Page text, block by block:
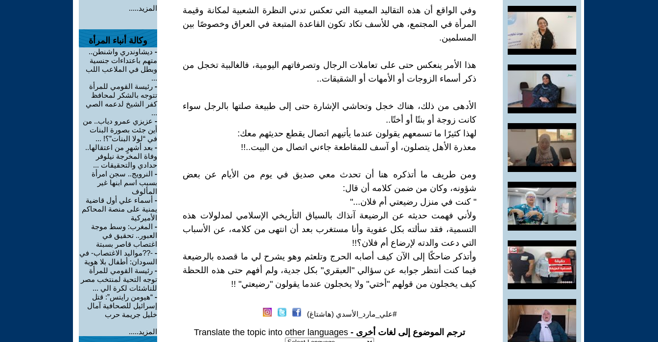
وفي الواقع أن هذه التقاليد المعيبة التي تعكس تدني النظرة الشعبية لمكانة وقيمة
المرأة في المجتمع، هي للأسف تكاد تكون القاعدة المتبعة في العراق وخصوصًا بين
المسلمين.
هذا الأمر ينعكس حتى على تعاملات الرجال وتصرفاتهم اليومية، فالغالبية تخجل من
ذكر أسماء الزوجات أو الأمهات أو الشقيقات..
الأدهى من ذلك، هناك خجل وتحاشي الإشارة حتى إلى طبيعة صلتها بالرجل سواء
كانت زوجة أو بنتًا أو أختًا..
لهذا كثيرًا ما تسمعهم يقولون عندما يأتيهم اتصال يقطع حديثهم معك:
معذرة الأهل يتصلون، أو آسف للمقاطعة جاءني اتصال من البيت..!!
ومن طريف ما أتذكره هنا أن تحدث معي صديق في يوم من الأيام عن بعض
شؤونه، وكان من ضمن كلامه أن قال:
" كنت في منزل رضيعتي أم فلان..."
ولأني فهمت حديثه عن الرضيعة آنذاك بالسياق التأريخي الإسلامي لمدلولات هذه
التسمية، فقد سألته بكل عفوية وأنا مستغرب بعد أن انتهى من كلامه، عن الأسباب
التي دعت والدته لإرضاع أم فلان؟!!
وأتذكر ضاحكًا إلى الآن كيف أصابه الحرج وتلعثم وهو يشرح لي ما قصده بالرضيعة
فيما كنت أنتظر جوابه عن سؤالي "العبقري" بكل جدية، ولم أفهم حتى هذه اللحظة
كيف يخجلون من قولهم "أختي" ولا يخجلون عندما يقولون "رضيعتي" !!
#علي_مارد_الأسدي (هاشتاغ)
ترجم الموضوع إلى لغات أخرى - Translate the topic into other languages
المزيد.....
وكالة أنباء المرأة
- ديشاوندري واشنطن..
متهم باعتداءات جنسية
وبطل في الملاعب اللب
...
- رئيسة القومي للمرأة
تتوجه بالشكر لمحافظ
كفر الشيخ لدعمه الصي
...
- عزيزي عمرو دياب.. من
أين جئت بصورة البنات
في “لولا البنات”؟! ...
- بعد أشهرٍ من اعتقالها..
وفاة المخرجة نيلوفر
حدادي والتحقيقات ...
- النرويج.. سجن امرأة
بسبب اسم ابنها غير
المألوف
- أسماء علي أول قاضية
يمنية على منصة المحاكم
الأميركية
- المغرب: وسط موجة
العبور.. تحقيق في
اغتصاب قاصر بسبتة
- -??مواليد الاغتصاب- في
السودان: أطفال بلا هوية
- رئيسة القومي للمرأة
توجه التحية لمنتخب مصر
للناشئات لكرة الي ...
- “هيومن رايتس”: قتل
إسرائيل للصحافية آمال
خليل جريمة حرب
المزيد.....